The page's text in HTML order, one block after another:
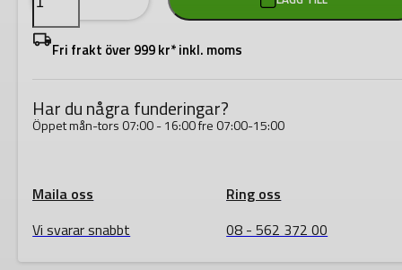
M18
FHSAG150XB2-
0X
mängdFri frakt över 999 kr* inkl. moms
Har du några funderingar?
Öppet mån-tors 07:00 - 16:00 fre 07:00-15:00
Maila oss
Vi svarar snabbt
Ring oss
08 - 562 372 00